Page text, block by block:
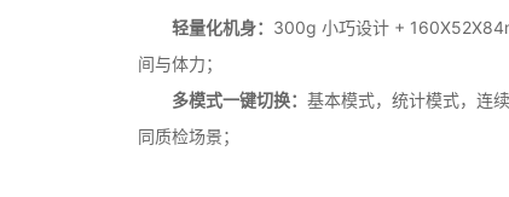
轻量化机身： 300g 小巧设计 +
间与体力；
多模式一键切换： 基本模式，统计模式，连
同质检场景；